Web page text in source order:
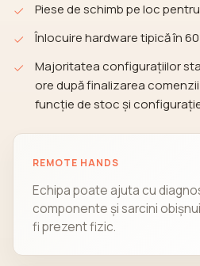
Piese de schimb pe loc
Înlocuire hardware tipică în
Majoritatea configurațiilor
ore după finalizarea
funcție de stoc și
REMOTE HANDS
Echipa poate ajuta cu
componente și sarcini
fi prezent fizic.